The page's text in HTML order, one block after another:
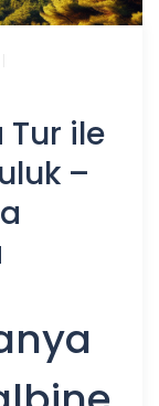
Tur ile
–